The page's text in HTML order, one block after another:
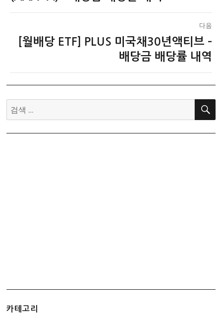
색
다음
[월배당 ETF] PLUS 미국채30년액티브 –
배당금 배당률 내역
검
색:
검
카테고리